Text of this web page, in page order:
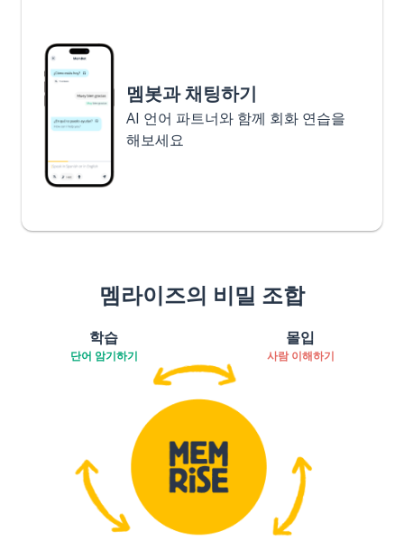
멤봇과 채팅하기
AI 언어 파트너와 함께 회화 연습을
해보세요
멤라이즈의 비밀 조합
학습
단어 암기하기
몰입
사람 이해하기